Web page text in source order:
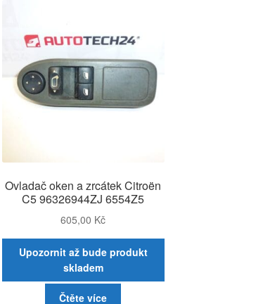
Ovladač oken a zrcátek Citroën
C5 96326944ZJ 6554Z5
605,00 Kč
Upozornit až bude produkt
skladem
Čtěte více